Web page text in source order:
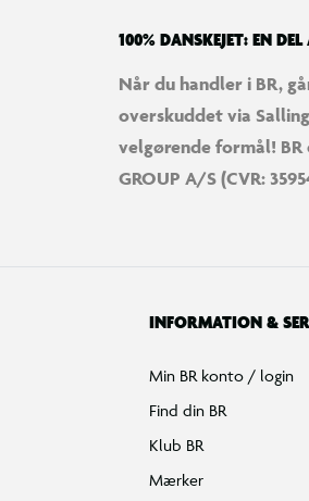
100% DANSKEJET: EN
Når du handler i BR,
overskuddet via
velgørende formål! BR
GROUP A/S (CVR:
INFORMATION &
Min BR konto / login
Find din BR
Klub BR
Mærker